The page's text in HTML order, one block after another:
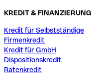
KREDIT & FINANZIERUNG
Kredit für Selbstständige
Firmenkredit
Kredit für GmbH
Dispositionskredit
Ratenkredit